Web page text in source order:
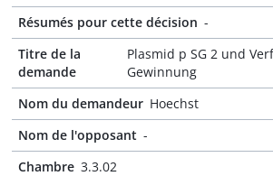
Résumés pour cette décision -
Titre de la
demande
Plasmid p SG 2 und
Gewinnung
Nom du demandeur Hoechst
Nom de l'opposant -
Chambre 3.3.02